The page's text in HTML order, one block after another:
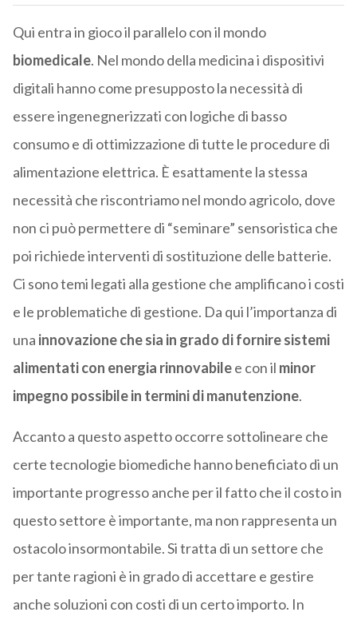
Qui entra in gioco il parallelo con il mondo
biomedicale. Nel mondo della medicina i dispositivi
digitali hanno come presupposto la necessità di
essere ingenegnerizzati con logiche di basso
consumo e di ottimizzazione di tutte le procedure di
alimentazione elettrica. È esattamente la stessa
necessità che riscontriamo nel mondo agricolo, dove
non ci può permettere di “seminare” sensoristica che
poi richiede interventi di sostituzione delle batterie.
Ci sono temi legati alla gestione che amplificano i costi
e le problematiche di gestione. Da qui l’importanza di
una innovazione che sia in grado di fornire sistemi
alimentati con energia rinnovabilee con il minor
impegno possibile in termini di manutenzione.
Accanto a questo aspetto occorre sottolineare che
certe tecnologie biomediche hanno beneficiato di un
importante progresso anche per il fatto che il costo in
questo settore è importante, ma non rappresenta un
ostacolo insormontabile. Si tratta di un settore che
per tante ragioni è in grado di accettare e gestire
anche soluzioni con costi di un certo importo. In